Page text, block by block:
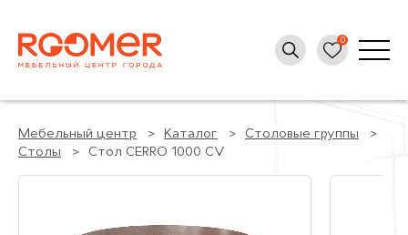
Мебельный центр Каталог
Столовые группы
Столы
Стол CERRO 1000 CV